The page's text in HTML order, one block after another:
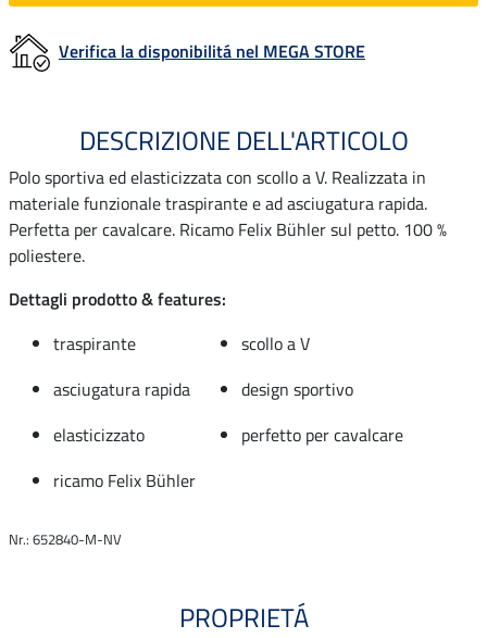
Verifica la disponibilitá nel MEGA STORE
DESCRIZIONE DELL'ARTICOLO
Polo sportiva ed elasticizzata con scollo a V. Realizzata in
materiale funzionale traspirante e ad asciugatura rapida.
Perfetta per cavalcare. Ricamo Felix Bühler sul petto. 100 %
poliestere.
Dettagli prodotto & features:
traspirante
scollo a V
asciugatura rapida
design sportivo
elasticizzato
perfetto per cavalcare
ricamo Felix Bühler
Nr.: 652840-M-NV
PROPRIETÁ